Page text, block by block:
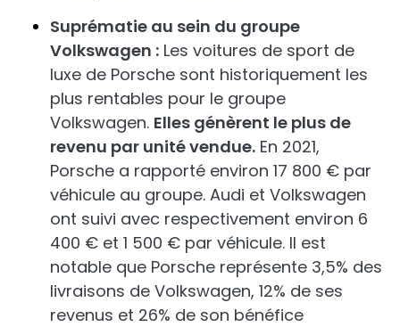
Suprématie au sein du groupe
Volkswagen : Les voitures de sport de
luxe de Porsche sont historiquement les
plus rentables pour le groupe
Volkswagen. Elles génèrent le plus de
revenu par unité vendue. En 2021,
Porsche a rapporté environ 17 800 € par
véhicule au groupe. Audi et Volkswagen
ont suivi avec respectivement environ 6
400 € et 1 500 € par véhicule. Il est
notable que Porsche représente 3,5% des
livraisons de Volkswagen, 12% de ses
revenus et 26% de son bénéfice